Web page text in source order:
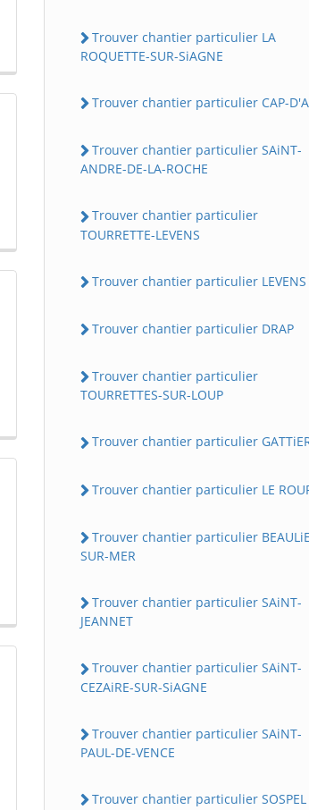
Trouver chantier particulier LA
ROQUETTE-SUR-SiAGNE
Trouver chantier particulier CAP-
Trouver chantier particulier SAiNT-
ANDRE-DE-LA-ROCHE
Trouver chantier particulier
TOURRETTE-LEVENS
Trouver chantier particulier LEVENS
Trouver chantier particulier DRAP
Trouver chantier particulier
TOURRETTES-SUR-LOUP
Trouver chantier particulier
Trouver chantier particulier LE
Trouver chantier particulier
SUR-MER
Trouver chantier particulier SAiNT-
JEANNET
Trouver chantier particulier SAiNT-
CEZAiRE-SUR-SiAGNE
Trouver chantier particulier SAiNT-
PAUL-DE-VENCE
Trouver chantier particulier SOSPEL